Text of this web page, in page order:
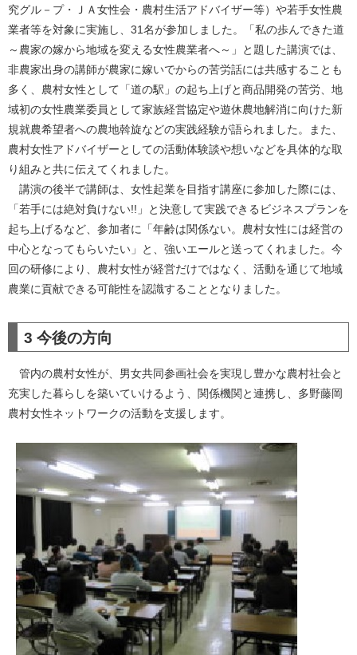
究グル－プ・ＪＡ女性会・農村生活アドバイザー等）や若手女性農
業者等を対象に実施し、31名が参加しました。「私の歩んできた道
～農家の嫁から地域を変える女性農業者へ～」と題した講演では、
非農家出身の講師が農家に嫁いでからの苦労話には共感することも
多く、農村女性として「道の駅」の起ち上げと商品開発の苦労、地
域初の女性農業委員として家族経営協定や遊休農地解消に向けた新
規就農希望者への農地斡旋などの実践経験が語られました。また、
農村女性アドバイザーとしての活動体験談や想いなどを具体的な取
り組みと共に伝えてくれました。
講演の後半で講師は、女性起業を目指す講座に参加した際には、
「若手には絶対負けない!!」と決意して実践できるビジネスプランを
起ち上げるなど、参加者に「年齢は関係ない。農村女性には経営の
中心となってもらいたい」と、強いエールと送ってくれました。今
回の研修により、農村女性が経営だけではなく、活動を通じて地域
農業に貢献できる可能性を認識することとなりました。
3 今後の方向
管内の農村女性が、男女共同参画社会を実現し豊かな農村社会と
充実した暮らしを築いていけるよう、関係機関と連携し、多野藤岡
農村女性ネットワークの活動を支援します。